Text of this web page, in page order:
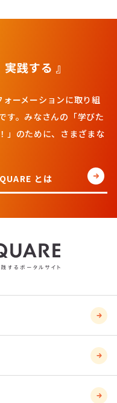
践する 』
ォーメーションに取り組
す。みなさんの「学びた
」のために、さまざまな
とは